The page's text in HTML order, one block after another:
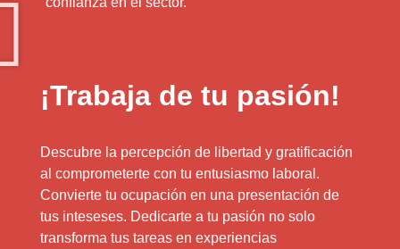
¡Trabaja de tu pasión!
Descubre la percepción de libertad y gratificación
al comprometerte con tu entusiasmo laboral.
Convierte tu ocupación en una presentación de
tus inteseses. Dedicarte a tu pasión no solo
transforma tus tareas en experiencias